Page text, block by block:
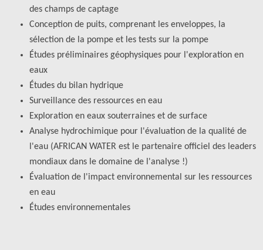
des champs de captage
Conception de puits, comprenant les enveloppes, la
sélection de la pompe et les tests sur la pompe
Études préliminaires géophysiques pour l'exploration en
eaux
Études du bilan hydrique
Surveillance des ressources en eau
Exploration en eaux souterraines et de surface
Analyse hydrochimique pour l'évaluation de la qualité de
l'eau (AFRICAN WATER est le partenaire officiel des leaders
mondiaux dans le domaine de l'analyse !)
Évaluation de l'impact environnemental sur les ressources
en eau
Études environnementales